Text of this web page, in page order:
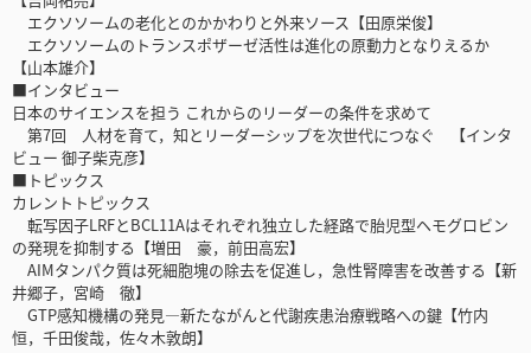
エクソソームの老化とのかかわりと外来ソース【田原栄俊】
エクソソームのトランスポザーゼ活性は進化の原動力となりえるか
【山本雄介】
■インタビュー
日本のサイエンスを担う これからのリーダーの条件を求めて
第7回 人材を育て，知とリーダーシップを次世代につなぐ 【インタ
ビュー 御子柴克彦】
■トピックス
カレントトピックス
転写因子LRFとBCL11Aはそれぞれ独立した経路で胎児型ヘモグロビン
の発現を抑制する【増田 豪，前田高宏】
AIMタンパク質は死細胞塊の除去を促進し，急性腎障害を改善する【新
井郷子，宮崎 徹】
GTP感知機構の発見―新たながんと代謝疾患治療戦略への鍵【竹内
恒，千田俊哉，佐々木敦朗】